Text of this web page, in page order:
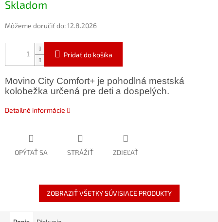
cena:
Skladom
Môžeme doručiť do:12.8.2026
Pridať do košíka
Movino City Comfort+ je pohodlná mestská
kolobežka určená pre deti a dospelých.
Detailné informácie
OPÝTAŤ SA STRÁŽIŤ ZDIEĽAŤ
ZOBRAZIŤ VŠETKY SÚVISIACE PRODUKTY